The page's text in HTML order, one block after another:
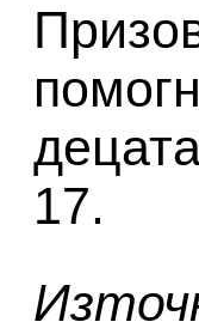
17.